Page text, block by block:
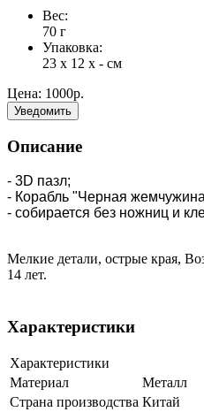
Вес:
70 г
Упаковка:
23 x 12 x - см
Цена: 1000р.
Уведомить
Описание
- 3D пазл;
- Корабль "Черная
- собирается без ножниц и
Мелкие детали, острые края,
14 лет.
Характеристики
Характеристики
Материал
Металл
Страна производства Китай